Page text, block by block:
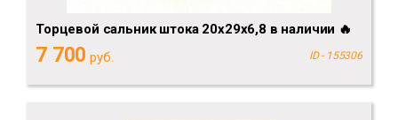
Торцевой сальник штока 20х29х6,8 в наличии 🔥
7 700 руб. ID - 155306